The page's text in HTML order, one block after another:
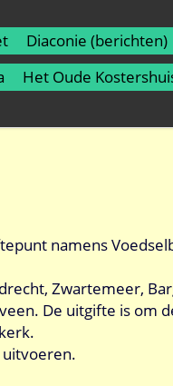
Diaconie (berichten)
Het Oude
namens
Zwartemeer,
De uitgifte is om
uitvoeren.